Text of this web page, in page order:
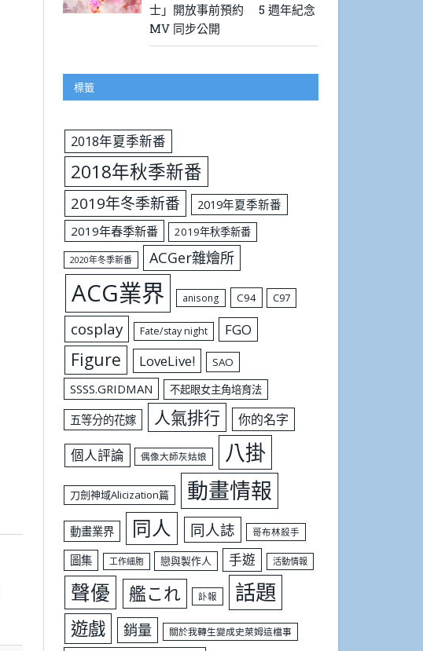
士」開放事前預約 5 週年紀念
MV 同步公開
標籤
2018年夏季新番
2018年秋季新番
2019年冬季新番
2019年夏季新番
2019年春季新番
2019年秋季新番
2020年冬季新番 ACGer雜燴所
ACG業界 anisong C94 C97
cosplay Fate/stay night FGO
Figure LoveLive! SAO
SSSS.GRIDMAN 不起眼女主角培育法
五等分的花嫁 人氣排行 你的名字
個人評論 偶像大師灰姑娘 八掛
刀劍神域Alicization篇 動畫情報
動畫業界 同人 同人誌 哥布林殺手
圖集 工作細胞 戀與製作人 手遊 活動情報
聲優 艦これ 訃報 話題
遊戲 銷量 關於我轉生變成史萊姆這檔事